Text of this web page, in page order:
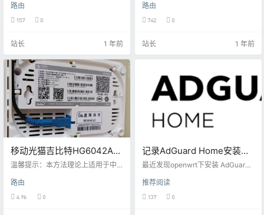
感觉广告少了不少，电视的广告也
少了不少。 本身是用来加速手机端
的，没打算给电脑用，毕竟电脑都
意义了，但是我就想指定电脑的ip不
过滤广告。adguard的自定义规则是
这样提示的 ||example.org^:阻止 ex
ample.org 域名及其所有子域名；
@@||example.org^:解除对 …
路由
157 0
站长 1 年前
速度太慢，我一直都没有用外置us
b，只用机身存储的8g，这两个分别
刷的系统为casaos和openwrt。 清
记录下来，方便下次清理的时候翻
看教程。 首先使用ssh工具进行连
清理 Docker 系统中的不再使…
路由
742 0
站长 1 年前
移动光猫吉比特HG6042A2
获取超密教程
温馨提示：本方法理论上适用于中
的光猫为以下光猫，如果单纯是为
了改桥接，直接和装维师傅联系即
可，现在的师傅都可以远程改桥
路由
4.9k 0
记录AdGuard Home安装方
法
最近发现openwrt下安装 AdGuard
问题，不替换53端口，Adguard工
作效率很低，就单独在CentOS或D
ebian里装，就写下来记录下 二进制
推荐阅读
137 0